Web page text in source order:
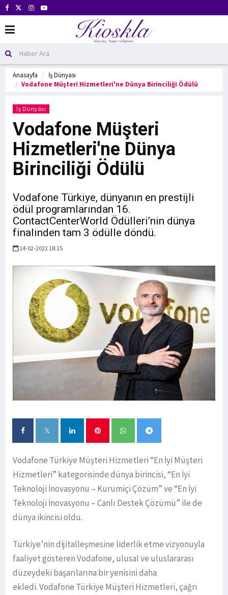
Anasayfa
İş Dünyası
Vodafone Müşteri Hizmetleri'ne Dünya Birinciliği Ödülü
İş Dünyası
Vodafone Müşteri
Hizmetleri'ne Dünya
Birinciliği Ödülü
Vodafone Türkiye, dünyanın en prestijli
ödül programlarından 16.
ContactCenterWorld Ödülleri’nin dünya
finalinden tam 3 ödülle döndü.
14-02-2022 18:15
Vodafone Türkiye Müşteri Hizmetleri “En İyi Müşteri
Hizmetleri” kategorisinde dünya birincisi, “En İyi
Teknoloji İnovasyonu – Kurumiçi Çözüm” ve “En İyi
Teknoloji İnovasyonu – Canlı Destek Çözümü” ile de
dünya ikincisi oldu.
Türkiye’nin dijitalleşmesine liderlik etme vizyonuyla
faaliyet gösteren Vodafone, ulusal ve uluslararası
düzeydeki başarılarına bir yenisini daha
ekledi. Vodafone Türkiye Müşteri Hizmetleri, çağrı